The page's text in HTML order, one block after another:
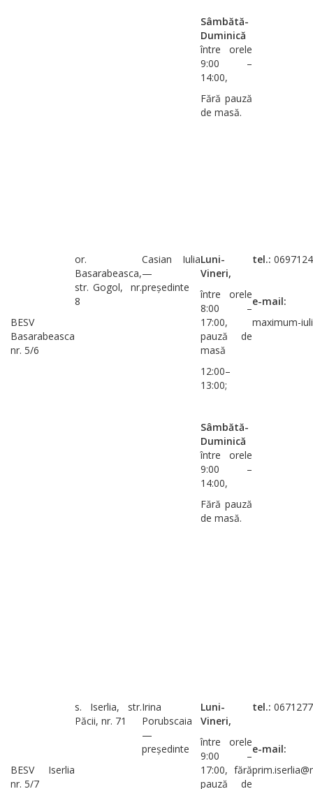
Sâmbătă-
Duminică
între orele
9:00 –
14:00,
Fără pauză
de masă.
BESV
Basarabeasca
nr. 5/6
or.
Basarabeasca,
str. Gogol, nr.
8
Casian Iulia
—
președinte
Luni-
Vineri,
între orele
8:00 –
17:00,
pauză de
masă
12:00–
13:00;
Sâmbătă-
Duminică
între orele
9:00 –
14:00,
Fără pauză
de masă.
tel.:
e-mail:
maximum-
BESV Iserlia
nr. 5/7
s. Iserlia, str.
Păcii, nr. 71
Irina
Porubscaia
—
președinte
Luni-
Vineri,
între orele
9:00 –
17:00, fără
pauză de
tel.:
e-mail: